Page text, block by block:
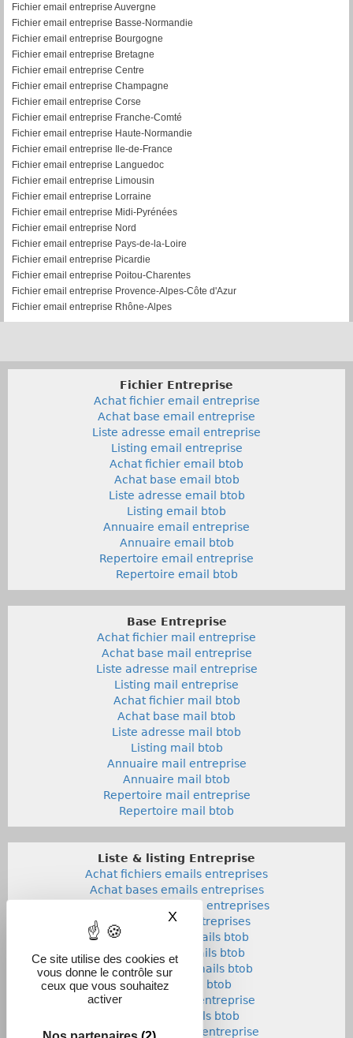
Ce site utilise des cookies et
vous donne le contrôle sur
ceux que vous souhaitez
activer
X Masquer le bandeau des
Fichier email entreprise Auvergne
Fichier email entreprise Basse-Normandie
Fichier email entreprise Bourgogne
Fichier email entreprise Bretagne
Fichier email entreprise Centre
Fichier email entreprise Champagne
Fichier email entreprise Corse
Fichier email entreprise Franche-Comté
Fichier email entreprise Haute-Normandie
Fichier email entreprise Ile-de-France
Fichier email entreprise Languedoc
Fichier email entreprise Limousin
Fichier email entreprise Lorraine
Fichier email entreprise Midi-Pyrénées
Fichier email entreprise Nord
Fichier email entreprise Pays-de-la-Loire
Fichier email entreprise Picardie
Fichier email entreprise Poitou-Charentes
Fichier email entreprise Provence-Alpes-Côte d'Azur
Fichier email entreprise Rhône-Alpes
Fichier Entreprise
Achat fichier email entreprise
Achat base email entreprise
Liste adresse email entreprise
Listing email entreprise
Achat fichier email btob
Achat base email btob
Liste adresse email btob
Listing email btob
Annuaire email entreprise
Annuaire email btob
Repertoire email entreprise
Repertoire email btob
Base Entreprise
Achat fichier mail entreprise
Achat base mail entreprise
Liste adresse mail entreprise
Listing mail entreprise
Achat fichier mail btob
Achat base mail btob
Liste adresse mail btob
Listing mail btob
Annuaire mail entreprise
Annuaire mail btob
Repertoire mail entreprise
Repertoire mail btob
Liste & listing Entreprise
Achat fichiers emails entreprises
Achat bases emails entreprises
Liste adresses emails entreprises
Listings emails entreprises
Achat fichiers emails btob
Achat bases emails btob
Listes adresses emails btob
Listings emails btob
Annuaires emails entreprise
Annuaires emails btob
Repertoires emails entreprise